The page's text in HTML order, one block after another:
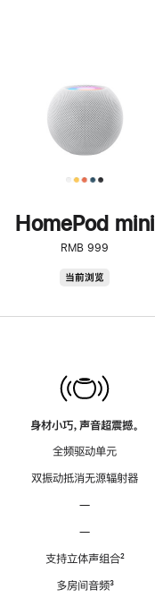
HomePod mini
RMB 999
当前浏览
身材小巧，声音超震撼。
全频驱动单元
双振动抵消无源辐射器
—
—
支持立体声组合脚
²
多房间音频脚
³